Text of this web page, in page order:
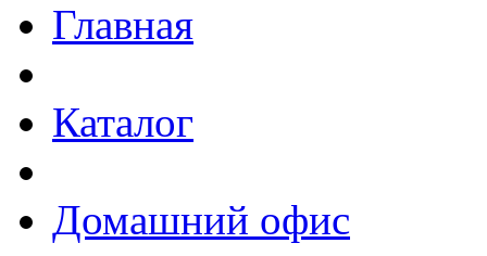
Главная
Каталог
Домашний офис